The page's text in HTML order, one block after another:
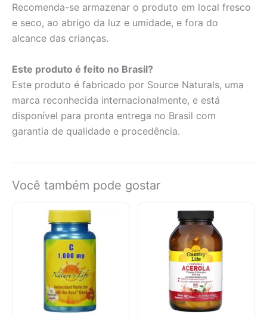
Recomenda-se armazenar o produto em local fresco
e seco, ao abrigo da luz e umidade, e fora do
alcance das crianças.
Este produto é feito no Brasil?
Este produto é fabricado por Source Naturals, uma
marca reconhecida internacionalmente, e está
disponível para pronta entrega no Brasil com
garantia de qualidade e procedência.
Você também pode gostar